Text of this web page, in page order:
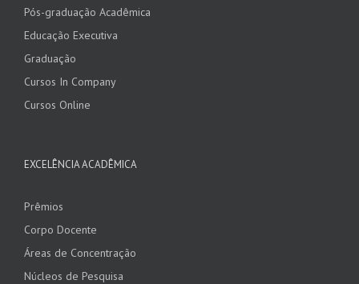
Pós-graduação Acadêmica
Educação Executiva
Graduação
Cursos In Company
Cursos Online
EXCELÊNCIA ACADÊMICA
Prêmios
Corpo Docente
Áreas de Concentração
Núcleos de Pesquisa